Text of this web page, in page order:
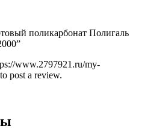
поликарбонат Полигаль
www.2797921.ru/my-
post a review.